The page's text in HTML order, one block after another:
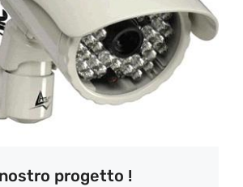
progetto !